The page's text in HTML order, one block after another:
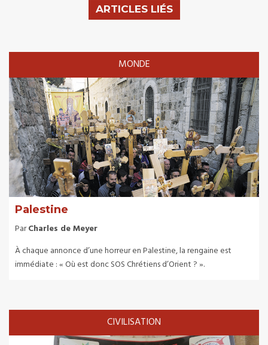
ARTICLES LIÉS
MONDE
Palestine
ParCharles de Meyer
À chaque annonce d’une horreur en Palestine, la rengaine est
immédiate : « Où est donc SOS Chrétiens d’Orient ? ».
CIVILISATION